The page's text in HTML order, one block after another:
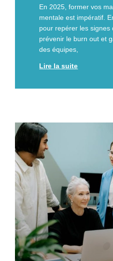
En 2025, former vos
mentale est impératif.
pour repérer les signes
prévenir le burn out et
des équipes,
Lire la suite